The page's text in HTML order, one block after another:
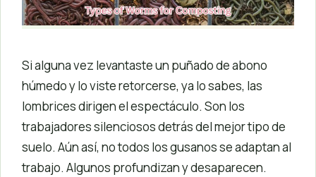
Si alguna vez levantaste un puñado de abono
húmedo y lo viste retorcerse, ya lo sabes, las
lombrices dirigen el espectáculo. Son los
trabajadores silenciosos detrás del mejor tipo de
suelo. Aún así, no todos los gusanos se adaptan al
trabajo. Algunos profundizan y desaparecen.